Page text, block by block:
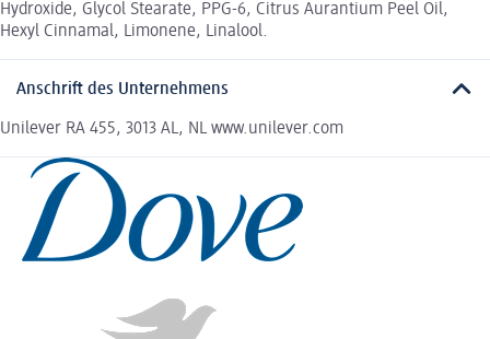
Hydroxide, Glycol Stearate, PPG-6, Citrus Aurantium Peel Oil,
Hexyl Cinnamal, Limonene, Linalool.
Anschrift des Unternehmens
Unilever RA 455, 3013 AL, NL www.unilever.com